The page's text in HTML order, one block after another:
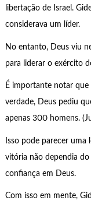
libertação de Israel.
considerava um líder.
No entanto, Deus viu
para liderar o exército
É importante notar
verdade, Deus pediu
apenas 300 homens.
Isso pode parecer
vitória não dependia
confiança em Deus.
Com isso em mente,